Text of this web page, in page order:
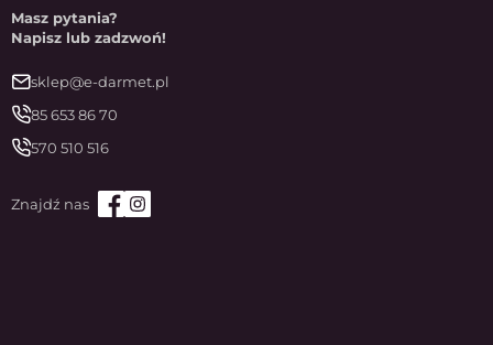
Masz pytania?
Napisz lub zadzwoń!
sklep@e-darmet.pl
85 653 86 70
570 510 516